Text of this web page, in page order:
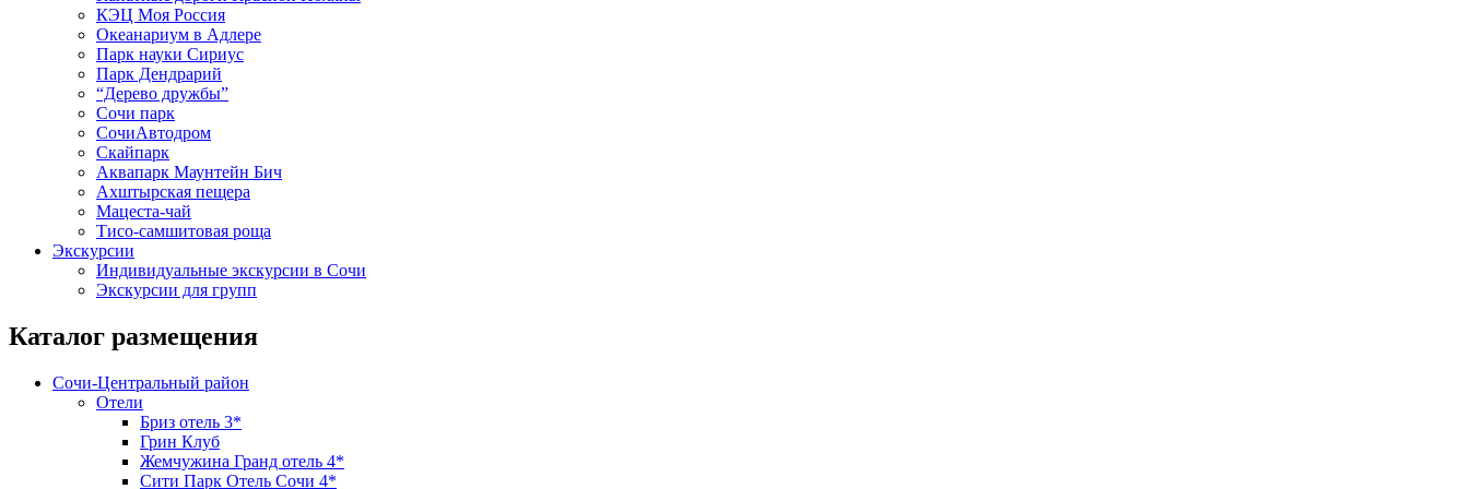
КЭЦ Моя Россия
Океанариум в Адлере
Парк науки Сириус
Парк Дендрарий
“Дерево дружбы”
Сочи парк
СочиАвтодром
Скайпарк
Аквапарк Маунтейн Бич
Ахштырская пещера
Мацеста-чай
Тисо-самшитовая роща
Экскурсии
Индивидуальные экскурсии в Сочи
Экскурсии для групп
Каталог размещения
Сочи-Центральный район
Отели
Бриз отель 3*
Грин Клуб
Жемчужина Гранд отель 4*
Сити Парк Отель Сочи 4*